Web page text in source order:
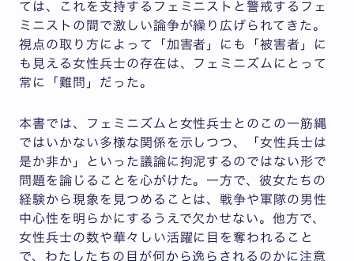
ては、これを支持するフェミニストと警戒するフェ
ミニストの間で激しい論争が繰り広げられてきた。
視点の取り方によって「加害者」にも「被害者」に
も見える女性兵士の存在は、フェミニズムにとって
常に「難問」だった。
本書では、フェミニズムと女性兵士とのこの一筋縄
ではいかない多様な関係を示しつつ、「女性兵士は
是か非か」といった議論に拘泥するのではない形で
問題を論じることを心がけた。一方で、彼女たちの
経験から現象を見つめることは、戦争や軍隊の男性
中心性を明らかにするうえで欠かせない。他方で、
女性兵士の数や華々しい活躍に目を奪われること
で、わたしたちの目が何から逸らされるのかに注意